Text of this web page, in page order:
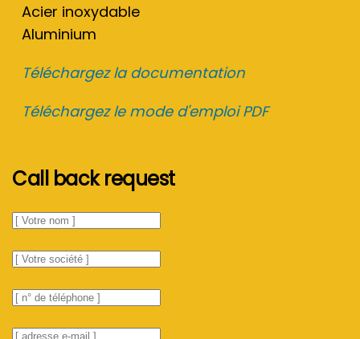
Acier inoxydable
Aluminium
Téléchargez la documentation
Téléchargez le mode d'emploi PDF
Call back request